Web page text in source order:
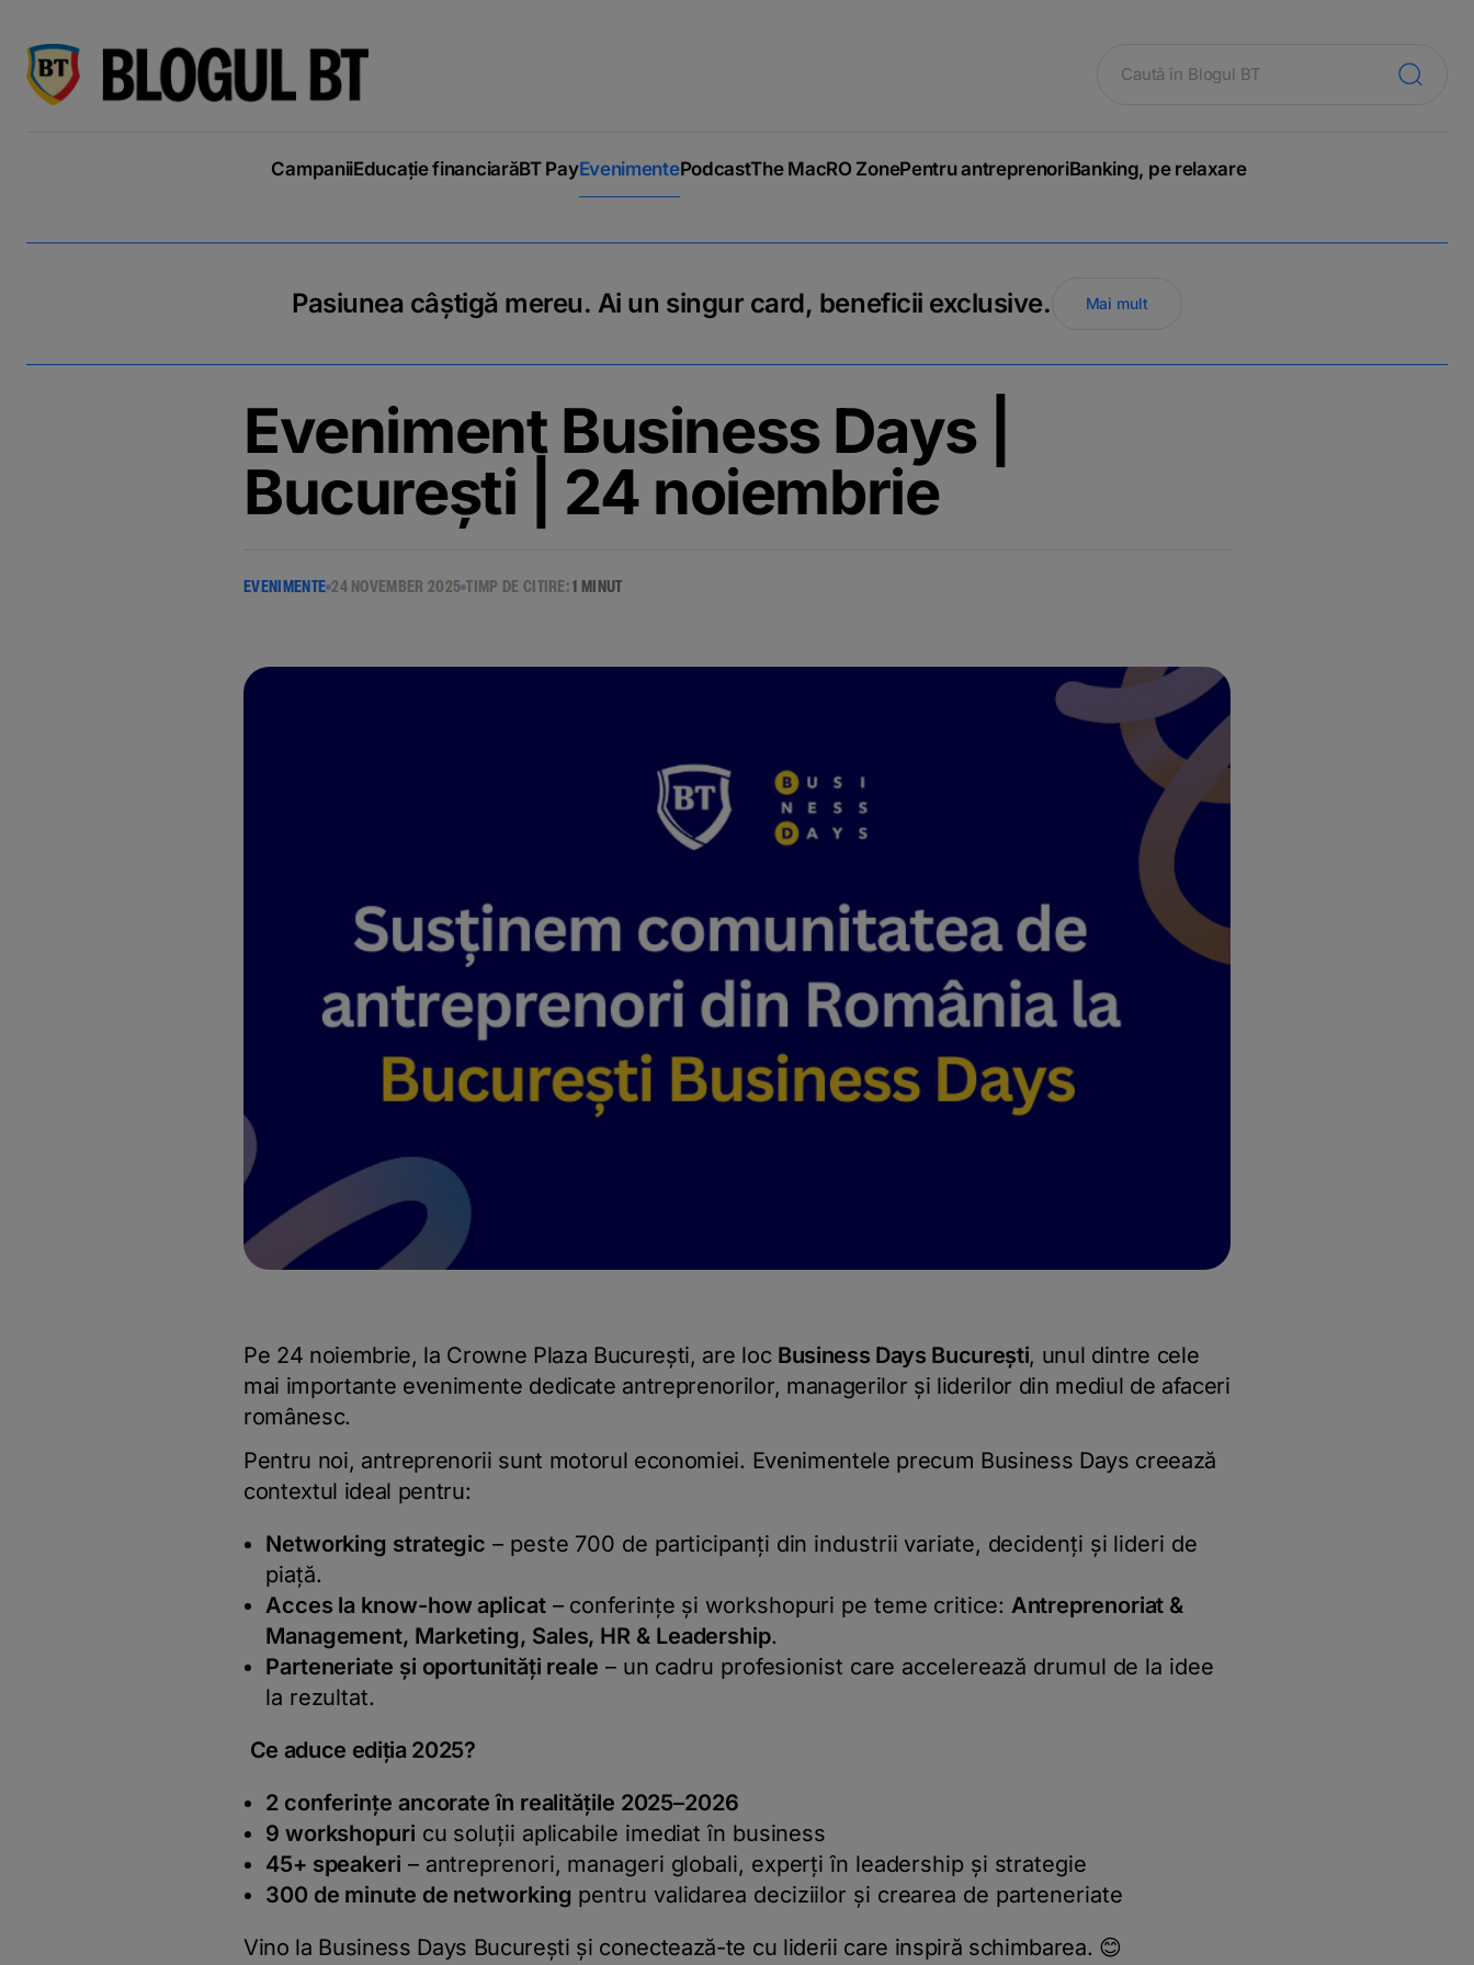
CampaniiEducație financiarăBT PayEvenimentePodcastThe MacRO ZonePentru antreprenoriBanking, pe relaxare
Pasiunea câștigă mereu. Ai un singur card, beneficii exclusive. Mai mult
Eveniment Business Days |
București | 24 noiembrie
EVENIMENTE 24 NOVEMBER 2025 TIMP DE CITIRE:1 MINUT
Pe 24 noiembrie, la Crowne Plaza București, are loc Business Days București, unul dintre cele
mai importante evenimente dedicate antreprenorilor, managerilor și liderilor din mediul de afaceri
românesc.
Pentru noi, antreprenorii sunt motorul economiei. Evenimentele precum Business Days creează
contextul ideal pentru:
Networking strategic – peste 700 de participanți din industrii variate, decidenți și lideri de
piață.
Acces la know-how aplicat– conferințe și workshopuri pe teme critice: Antreprenoriat &
Management, Marketing, Sales, HR & Leadership.
Parteneriate și oportunități reale – un cadru profesionist care accelerează drumul de la idee
la rezultat.
Ce aduce ediția 2025?
2 conferințe ancorate în realitățile 2025–2026
9 workshopuri cu soluții aplicabile imediat în business
45+ speakeri – antreprenori, manageri globali, experți în leadership și strategie
300 de minute de networking pentru validarea deciziilor și crearea de parteneriate
Vino la Business Days București și conectează-te cu liderii care inspiră schimbarea. 😊